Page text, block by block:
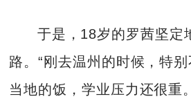
于是，18岁的罗茜坚定
路。“刚去温州的时候，特
当地的饭，学业压力还很重